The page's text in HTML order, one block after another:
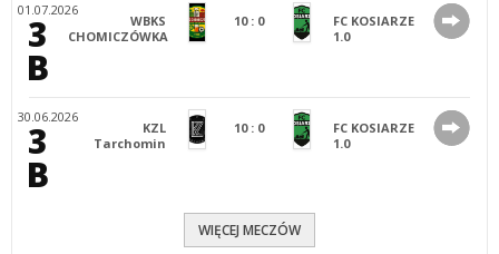
01.07.2026
3
B
WBKS
CHOMICZÓWKA
10 : 0
FC KOSIARZE
1.0
30.06.2026
3
B
KZL
Tarchomin
10 : 0
FC KOSIARZE
1.0
WIĘCEJ MECZÓW